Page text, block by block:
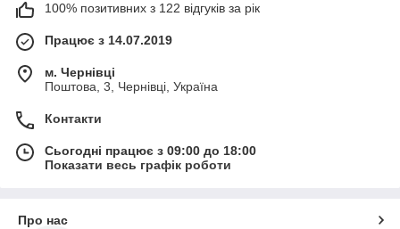
100% позитивних з 122 відгуків за рік
Працює з 14.07.2019
м. Чернівці
Поштова, 3, Чернівці, Україна
Контакти
Сьогодні працює з 09:00 до 18:00
Показати весь графік роботи
Про нас